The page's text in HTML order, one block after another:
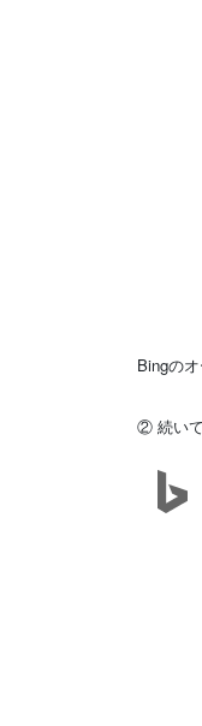
Bingの
② 続いて